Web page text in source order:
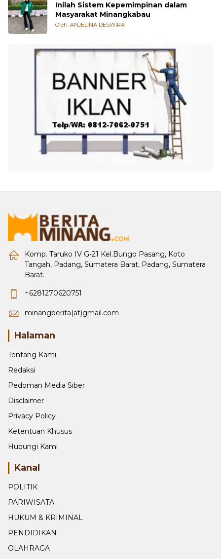
Inilah Sistem Kepemimpinan dalam
Masyarakat Minangkabau
Oleh: ANJELINA DESWIRA
Komp. Taruko IV G-21 Kel.Bungo Pasang, Koto
Tangah, Padang, Sumatera Barat, Padang, Sumatera
Barat.
+6281270620751
minangberita(at)gmail.com
Halaman
Tentang Kami
Redaksi
Pedoman Media Siber
Disclaimer
Privacy Policy
Ketentuan Khusus
Hubungi Kami
Kanal
POLITIK
PARIWISATA
HUKUM & KRIMINAL
PENDIDIKAN
OLAHRAGA